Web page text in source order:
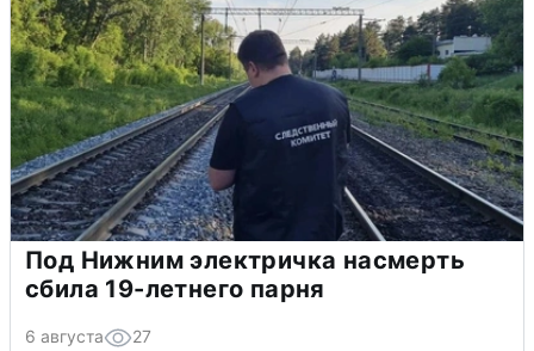
Под Нижним электричка насмерть
сбила 19-летнего парня
6 августа 27